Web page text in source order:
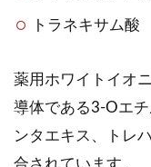
トラネキサム酸
薬用ホワイトイオ
導体である3-Oエ
ンタエキス、トレ
合されています。